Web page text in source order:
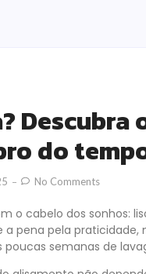
Descubra
do
No Comments
o cabelo dos sonhos:
pena pela
poucas semanas de